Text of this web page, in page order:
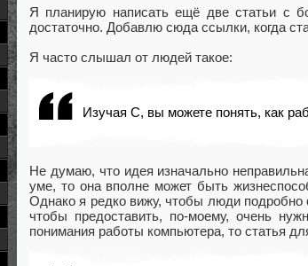
Я планирую написать ещё две статьи с
достаточно. Добавлю сюда ссылки, когда
Я часто слышал от людей такое:
Изучая C, вы можете понять, как
Не думаю, что идея изначально
уме, то она вполне может быть
Однако я редко вижу, чтобы люди подробно
чтобы предоставить, по-моему, очень
понимания работы компьютера, то статья